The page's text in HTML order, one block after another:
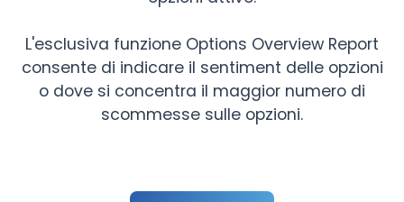
L'esclusiva funzione Options Overview Report
consente di indicare il sentiment delle opzioni
o dove si concentra il maggior numero di
scommesse sulle opzioni.